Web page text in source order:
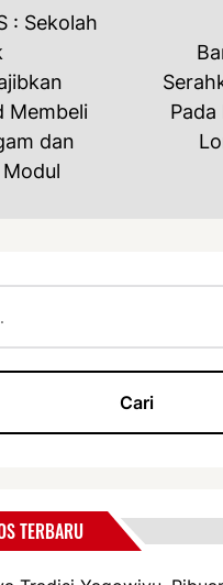
: Sekolah
Membeli
dan
Pada
TERBARU